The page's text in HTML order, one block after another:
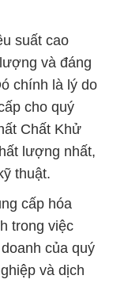
suất cao
và đáng
chính là lý do
cho quý
Chất Khử
lượng nhất,
thuật.
cấp hóa
trong việc
của quý
và dịch